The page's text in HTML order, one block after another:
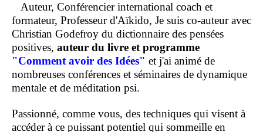
Auteur, Conférencier international coach et
formateur, Professeur d'Aïkido, Je suis co-auteur avec
Christian Godefroy du dictionnaire des pensées
positives, auteur du livre et programme
"Comment avoir des Idées" et j'ai animé de
nombreuses conférences et séminaires de dynamique
mentale et de méditation psi.
Passionné, comme vous, des techniques qui visent à
accéder à ce puissant potentiel qui sommeille en